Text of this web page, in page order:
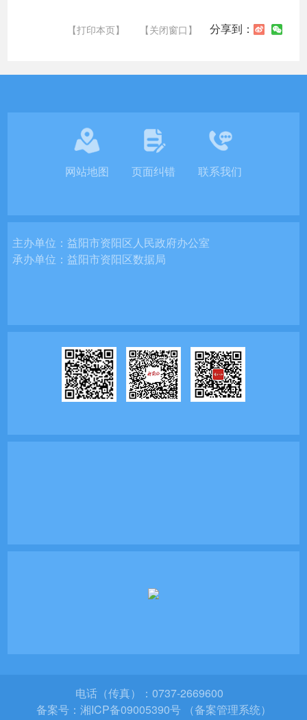
【打印本页】 【关闭窗口】 分享到：
网站地图 页面纠错 联系我们
主办单位：益阳市资阳区人民政府办公室
承办单位：益阳市资阳区数据局
电话（传真）：0737-2669600
备案号： 湘ICP备09005390号 （备案管理系统）